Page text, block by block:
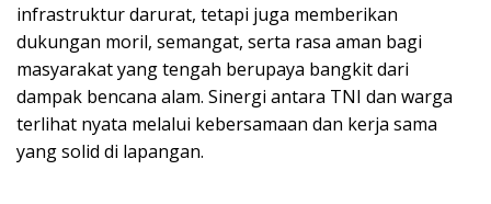
infrastruktur darurat, tetapi juga memberikan
dukungan moril, semangat, serta rasa aman bagi
masyarakat yang tengah berupaya bangkit dari
dampak bencana alam. Sinergi antara TNI dan warga
terlihat nyata melalui kebersamaan dan kerja sama
yang solid di lapangan.